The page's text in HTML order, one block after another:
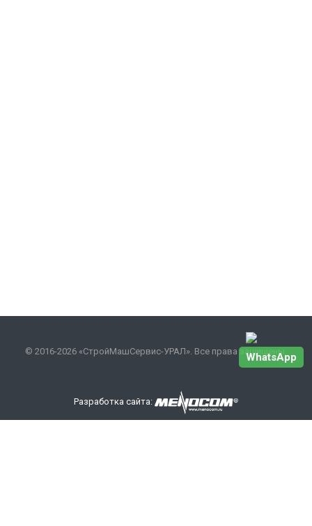
© 2016-2026 «СтройМашСервис-УРАЛ». Все права защищены.
Разработка сайта:
WhatsApp